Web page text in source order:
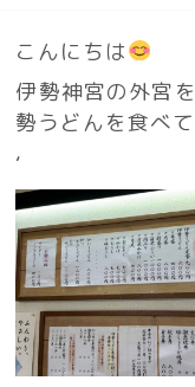
こんにちは
伊勢神宮の外宮
勢うどんを食べ
‘